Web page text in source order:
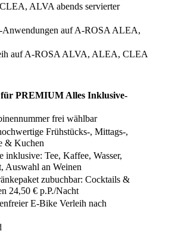
ALVA abends servierter
Anwendungen auf A-ROSA ALEA,
auf A-ROSA ALVA, ALEA, CLEA
PREMIUM Alles Inklusive-
frei wählbar
Frühstücks-, Mittags-,
& Kuchen
inklusive: Tee, Kaffee, Wasser,
Auswahl an Weinen
zubuchbar: Cocktails &
24,50 € p.P./Nacht
E-Bike Verleih nach